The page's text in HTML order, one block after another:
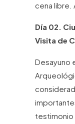
cena libre.
Día 02.
Visita de
Desayuno
testimonio